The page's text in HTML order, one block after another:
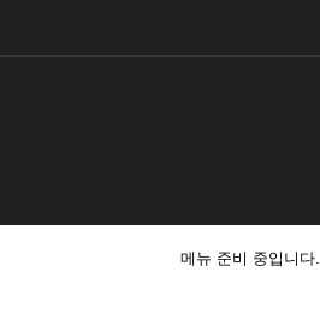
메뉴 준비 중입니다.